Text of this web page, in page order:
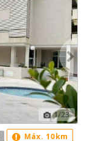
1/23
Máx. 10km